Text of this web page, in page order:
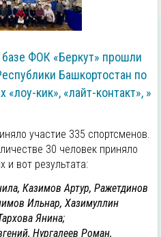
ФОК «Беркут» прошли
Башкортостан по
«лоу-кик», «лайт-контакт», »
участие 335 спортсменов.
30 человек приняло
и вот результата:
Казимов Артур, Ражетдинов
Ильнар, Хазимуллин
Янина;
Нургалеев Роман,